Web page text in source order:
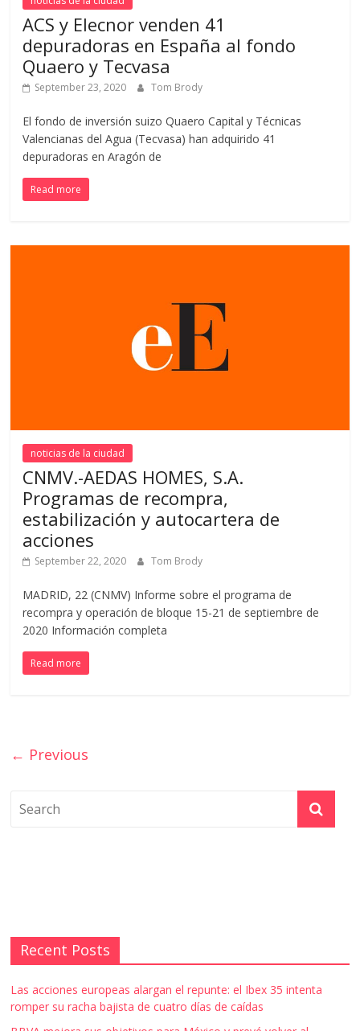
ACS y Elecnor venden 41
depuradoras en España al fondo
Quaero y Tecvasa
September 23, 2020 Tom Brody
El fondo de inversión suizo Quaero Capital y Técnicas
Valencianas del Agua (Tecvasa) han adquirido 41
depuradoras en Aragón de
Read more
noticias de la ciudad
CNMV.-AEDAS HOMES, S.A.
Programas de recompra,
estabilización y autocartera de
acciones
September 22, 2020 Tom Brody
MADRID, 22 (CNMV) Informe sobre el programa de
recompra y operación de bloque 15-21 de septiembre de
2020 Información completa
Read more
← Previous
Recent Posts
Las acciones europeas alargan el repunte: el Ibex 35 intenta
romper su racha bajista de cuatro días de caídas